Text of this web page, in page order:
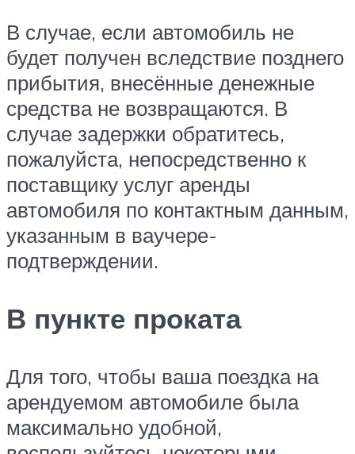
В случае, если автомобиль не
будет получен вследствие позднего
прибытия, внесённые денежные
средства не возвращаются. В
случае задержки обратитесь,
пожалуйста, непосредственно к
поставщику услуг аренды
автомобиля по контактным данным,
указанным в ваучере-
подтверждении.
В пункте проката
Для того, чтобы ваша поездка на
арендуемом автомобиле была
максимально удобной,